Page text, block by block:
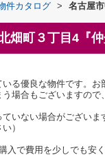
件カタログ > 名古屋
畑町３丁目4『
る優良な物件です。
場合もございますので
いない場合がござい
）
入で費用を少しでも